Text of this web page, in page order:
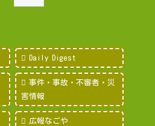
Daily Digest
事件・事故・不審者・災
害情報
広報なごや